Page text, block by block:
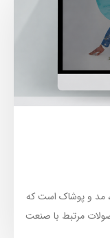
مد و پوشاک است که
مرتبط با صنعت